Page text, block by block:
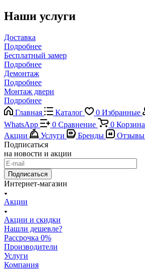
Наши услуги
Доставка
Подробнее
Бесплатный замер
Подробнее
Демонтаж
Подробнее
Монтаж двери
Подробнее
Главная
Каталог 0 Избранные
WhatsApp
0 Сравнение 0 Корзина
Акции
Услуги Бренды Отзывы
Подписаться
на новости и акции
Подписаться
Интернет-магазин
Акции
Акции и скидки
Нашли дешевле?
Рассрочка 0%
Производители
Услуги
Компания